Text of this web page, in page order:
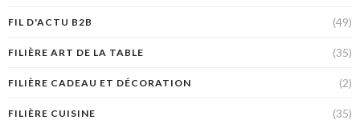
FIL D'ACTU B2B (49)
FILIÈRE ART DE LA TABLE (35)
FILIÈRE CADEAU ET DÉCORATION (2)
FILIÈRE CUISINE (35)